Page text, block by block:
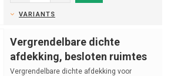
VARIANTS
Vergrendelbare dichte
afdekking, besloten ruimtes
Vergrendelbare dichte afdekking voor